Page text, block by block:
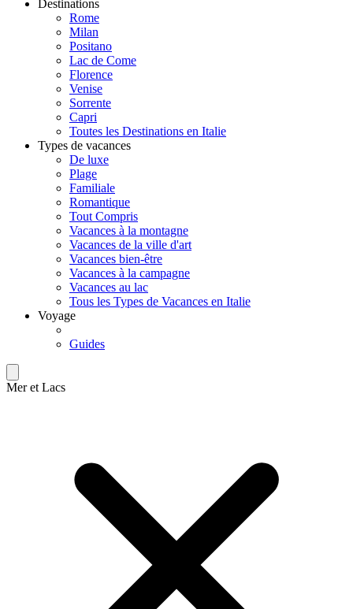
Destinations
Rome
Milan
Positano
Lac de Come
Florence
Venise
Sorrente
Capri
Toutes les Destinations en Italie
Types de vacances
De luxe
Plage
Familiale
Romantique
Tout Compris
Vacances à la montagne
Vacances de la ville d'art
Vacances bien-être
Vacances à la campagne
Vacances au lac
Tous les Types de Vacances en Italie
Voyage
Guides
Mer et Lacs